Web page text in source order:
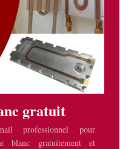
gratuit
professionnel pour
blanc gratuitement et